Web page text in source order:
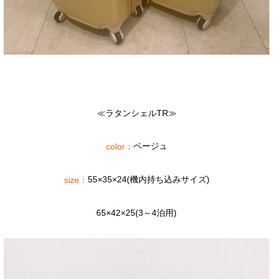
≪ラタンシェルTR≫
color： ベージュ
size： 55×35×24(機内持ち込みサイズ)
65×42×25(3～4泊用)